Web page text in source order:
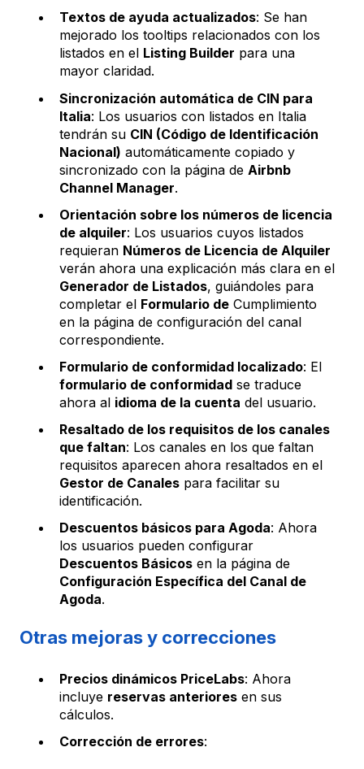
Textos de ayuda actualizados: Se han
mejorado los tooltips relacionados con los
listados en el Listing Builder para una
mayor claridad.
Sincronización automática de CIN para
Italia: Los usuarios con listados en Italia
tendrán su CIN (Código de Identificación
Nacional) automáticamente copiado y
sincronizado con la página de Airbnb
Channel Manager.
Orientación sobre los números de licencia
de alquiler: Los usuarios cuyos listados
requieran Números de Licencia de Alquiler
verán ahora una explicación más clara en el
Generador de Listados, guiándoles para
completar el Formulario de Cumplimiento
en la página de configuración del canal
correspondiente.
Formulario de conformidad localizado: El
formulario de conformidad se traduce
ahora al idioma de la cuenta del usuario.
Resaltado de los requisitos de los canales
que faltan: Los canales en los que faltan
requisitos aparecen ahora resaltados en el
Gestor de Canales para facilitar su
identificación.
Descuentos básicos para Agoda: Ahora
los usuarios pueden configurar
Descuentos Básicos en la página de
Configuración Específica del Canal de
Agoda.
Otras mejoras y correcciones
Precios dinámicos PriceLabs: Ahora
incluye reservas anteriores en sus
cálculos.
Corrección de errores: